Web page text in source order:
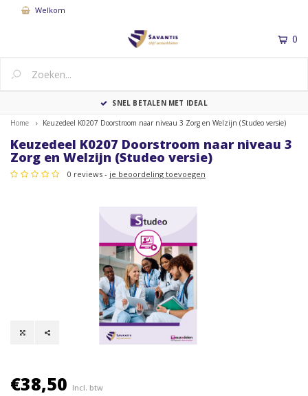
Welkom
0
SNEL BETALEN MET IDEAL
Home Keuzedeel K0207 Doorstroom naar niveau 3 Zorg en Welzijn (Studeo versie)
Keuzedeel K0207 Doorstroom naar niveau 3
Zorg en Welzijn (Studeo versie)
0 reviews - je beoordeling toevoegen
€38,50 Incl. btw